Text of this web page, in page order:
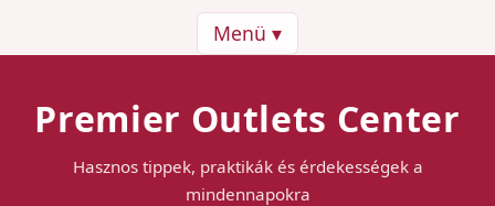
Menü ▾
Premier Outlets Center
Hasznos tippek, praktikák és érdekességek a
mindennapokra